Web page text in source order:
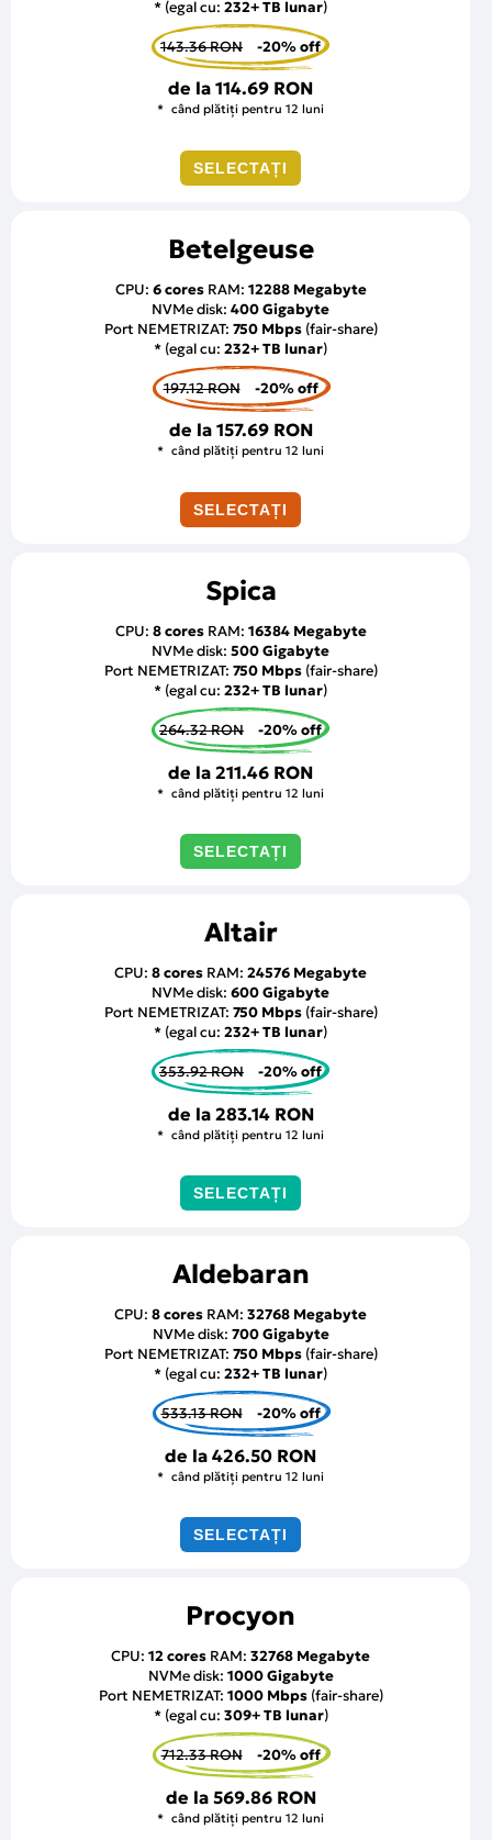
* (egal cu: 232+ TB lunar)
143.36 RON -20% off
de la 114.69 RON
când plătiți pentru 12 luni
SELECTAȚI
Betelgeuse
CPU: 6 coresRAM: 12288 Megabyte
NVMe disk: 400 Gigabyte
Port NEMETRIZAT: 750 Mbps(fair-share)
* (egal cu: 232+ TB lunar)
197.12 RON -20% off
de la 157.69 RON
când plătiți pentru 12 luni
SELECTAȚI
Spica
CPU: 8 coresRAM: 16384 Megabyte
NVMe disk: 500 Gigabyte
Port NEMETRIZAT: 750 Mbps(fair-share)
* (egal cu: 232+ TB lunar)
264.32 RON -20% off
de la 211.46 RON
când plătiți pentru 12 luni
SELECTAȚI
Altair
CPU: 8 cores RAM: 24576 Megabyte
NVMe disk: 600 Gigabyte
Port NEMETRIZAT: 750 Mbps(fair-share)
* (egal cu: 232+ TB lunar)
353.92 RON -20% off
de la 283.14 RON
când plătiți pentru 12 luni
SELECTAȚI
Aldebaran
CPU: 8 cores RAM: 32768 Megabyte
NVMe disk: 700 Gigabyte
Port NEMETRIZAT: 750 Mbps(fair-share)
* (egal cu: 232+ TB lunar)
533.13 RON -20% off
de la 426.50 RON
când plătiți pentru 12 luni
SELECTAȚI
Procyon
CPU: 12 cores RAM: 32768 Megabyte
NVMe disk: 1000 Gigabyte
Port NEMETRIZAT: 1000 Mbps(fair-share)
* (egal cu: 309+ TB lunar)
712.33 RON -20% off
de la 569.86 RON
când plătiți pentru 12 luni